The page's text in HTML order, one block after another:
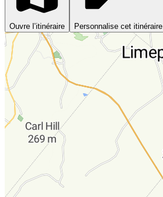
Ouvre l’itinéraire Personnalise cet itinéraire